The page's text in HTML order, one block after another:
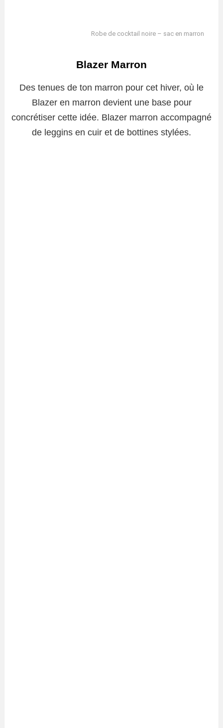
Robe de cocktail noire – sac en marron
Blazer Marron
Des tenues de ton marron pour cet hiver, où le
Blazer en marron devient une base pour
concrétiser cette idée. Blazer marron accompagné
de leggins en cuir et de bottines stylées.